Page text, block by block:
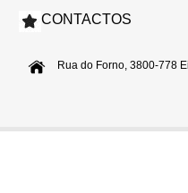
CONTACTOS
Rua do Forno, 3800-778